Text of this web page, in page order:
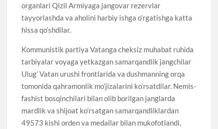
organlari Qizil Armiyaga jangovar rezervlar
tayyorlashda va aholini harbiy ishga o’rgatishga katta
hissa qo’shdilar.
Kommunistik partiya Vatanga cheksiz muhabat ruhida
tarbiyalar voyaga yetkazgan samarqandlik jangchilar
Ulug’ Vatan urushi frontlarida va dushmanning orqa
tomonida qahramonlik mo’jizalarini ko’rsatdilar. Nemis-
fashist bosqinchilari bilan olib borilgan janglarda
mardlik va shijoat ko’rsatgan samarqandliklardan
49573 kishi orden va medallar bilan mukofotlandi,